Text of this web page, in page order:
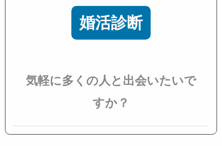
婚活診断
気軽に多くの人と出会いたいで
すか？